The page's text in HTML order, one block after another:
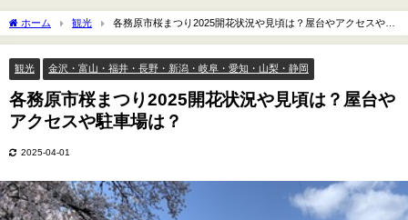
ホーム 観光
各務原市桜まつり2025開花状況や見頃は？屋台やアクセスや駐
車場は？
観光 金沢・富山・福井・長野・新潟・岐阜・愛知・山梨・静岡
各務原市桜まつり2025開花状況や見頃は？屋台や
アクセスや駐車場は？
2025-04-01